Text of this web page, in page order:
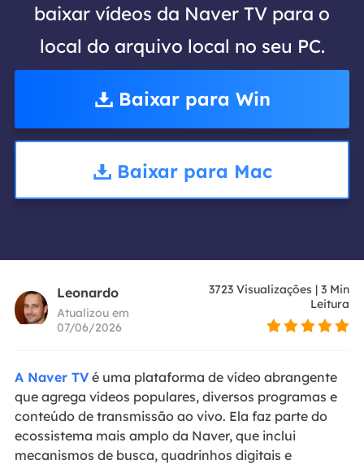
baixar vídeos da Naver TV para o
local do arquivo local no seu PC.
Baixar para Win
Baixar para Mac
Leonardo
Atualizou em
07/06/2026
3723 Visualizações |3 Min
Leitura
A Naver TVé uma plataforma de vídeo abrangente
que agrega vídeos populares, diversos programas e
conteúdo de transmissão ao vivo. Ela faz parte do
ecossistema mais amplo da Naver, que inclui
mecanismos de busca, quadrinhos digitais e